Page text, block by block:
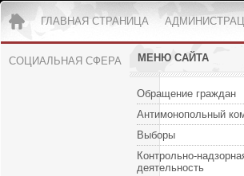
ГЛАВНАЯ СТРАНИЦА
СОЦИАЛЬНАЯ СФЕРА МЕНЮ САЙТА
Обращение граждан
Антимонопольный
Выборы
Контрольно-
деятельность